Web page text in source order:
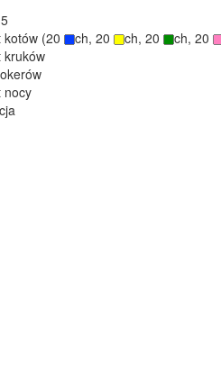
kotów (20 ch, 20 ch, 20 ch, 20
kruków
nocy